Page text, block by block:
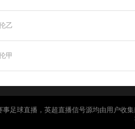
乙
甲
事足球直播，英超直播信号源均由用户收